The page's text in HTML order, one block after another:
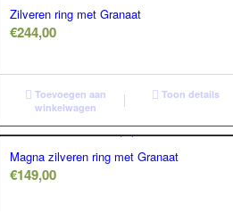
Zilveren ring met Granaat
€244,00
Toevoegen aan
winkelwagen
Toon details
Magna zilveren ring met Granaat
€149,00